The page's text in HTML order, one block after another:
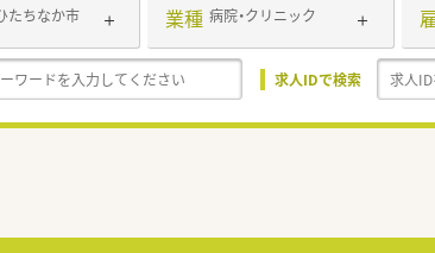
たちなか市 業種 病院・クリニック
求人IDで検索